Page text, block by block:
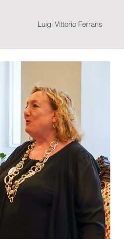
Luigi Vittorio Ferraris